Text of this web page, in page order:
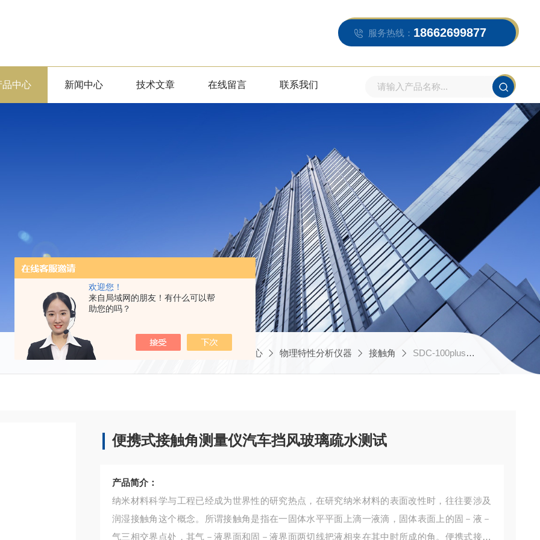
欢迎您！
来自局域网的朋友！有什么可以帮
助您的吗？
服务热线： 18662699877
品中心 新闻中心 技术文章 在线留言 联系我们
当前位置：首页 产品中心 物理特性分析仪器 接触角 SDC-100plus便携式接触角测量仪汽车挡风玻璃疏水测试
便携式接触角测量仪汽车挡风玻璃疏水测试
产品简介：
纳米材料科学与工程已经成为世界性的研究热点，在研究纳米材料的表面改性时，往往要涉及
润湿接触角这个概念。所谓接触角是指在一固体水平平面上滴一液滴，固体表面上的固－液－
气三相交界点处，其气－液界面和固－液界面两切线把液相夹在其中时所成的角。便携式接触